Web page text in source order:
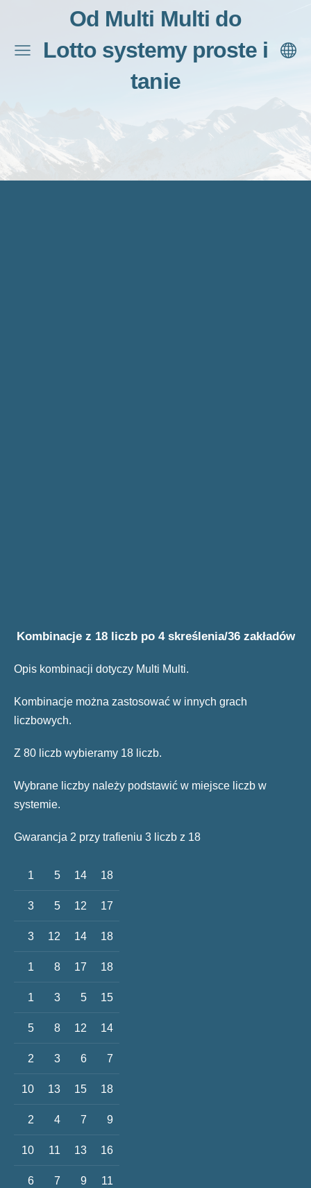
Od Multi Multi do
Lotto systemy proste i
tanie
Kombinacje z 18 liczb po 4 skreślenia/36 zakładów
Opis kombinacji dotyczy Multi Multi.
Kombinacje można zastosować w innych grach
liczbowych.
Z 80 liczb wybieramy 18 liczb.
Wybrane liczby należy podstawić w miejsce liczb w
systemie.
Gwarancja 2 przy trafieniu 3 liczb z 18
1 5 14 18
3 5 12 17
3 12 14 18
1 8 17 18
1 3 5 15
5 8 12 14
2 3 6 7
10 13 15 18
2 4 7 9
10 11 13 16
6 7 9 11